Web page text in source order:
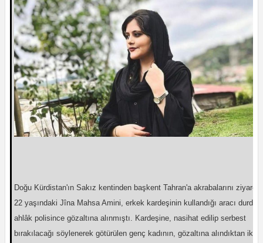
Doğu Kürdistan'ın Sakız kentinden başkent Tahran'a akrabalarını
22 yaşındaki Jîna Mahsa Amini, erkek kardeşinin kullandığı aracı
ahlâk polisince gözaltına alınmıştı. Kardeşine, nasihat edilip serbest
bırakılacağı söylenerek götürülen genç kadının, gözaltına alındıktan iki